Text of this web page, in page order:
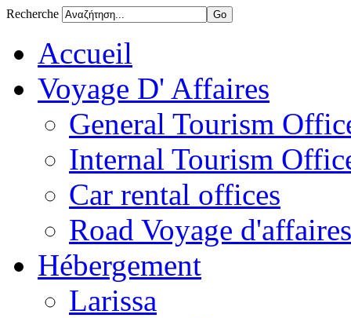
Recherche
Accueil
Voyage D' Affaires
General Tourism
Internal Tourism
Car rental offices
Road Voyage
Hébergement
Larissa